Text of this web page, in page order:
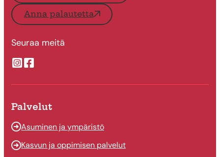
Anna palautetta
Seuraa meitä
Suonenjoen kaupungin Instragram
Suonenjoen kaupungin Facebook
Palvelut
Asuminen ja ympäristö
Kasvun ja oppimisen palvelut